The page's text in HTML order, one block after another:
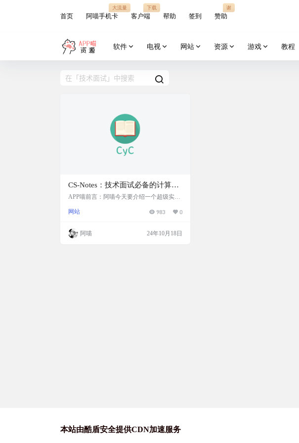
首页 阿喵手机卡
大流量
客户端
下载
帮助 签到 赞助
谢
软件 电视 网站 资源 游戏 教程
CS-Notes：技术面试必备的计算机
科学知识库，汇集了大量计算机科
APP喵前言：阿喵今天要介绍一个超级实用
Hub项目汇集了大量计算机科学领域的基础
数据库、Java、系统设计等，非常适合准备
技术面试的程序员们。它不仅内容全面，而
网站 983 0
阿喵 24年10月18日
本站由酷盾安全提供CDN加速服务